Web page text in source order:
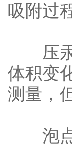
吸附过
压汞
体积变
测量，
泡点